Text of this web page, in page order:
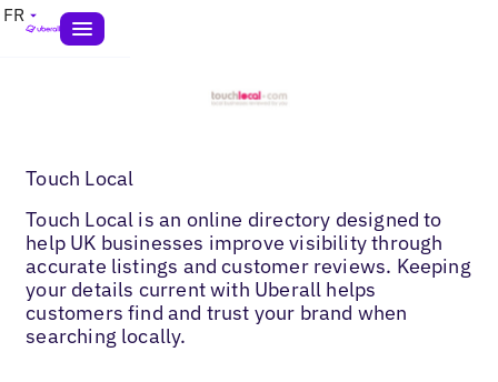
FR
Touch Local
Touch Local is an online directory designed to
help UK businesses improve visibility through
accurate listings and customer reviews. Keeping
your details current with Uberall helps
customers find and trust your brand when
searching locally.